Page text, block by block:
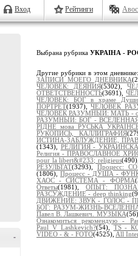
Вход Рейтинги
-
Выбрана рубрика УКРАІНА -
Другие рубрики в этом
ЗАПИСИ МОЕГО ДНЕВНИКА
ЧЕЛОВЕК: ДЕЯНИЯ(5302),
ОТВЕТСТВЕННОСТЬ(3691),
ЧЕЛОВЕК: БОГ в храме Души
ПОРТРЕТ(1937),ЧЕЛОВЕК
ЧЕЛОВЕК РАЗУМНЫЙ: МАТЬ -
РАЗУМНЫЙ: БОГ -
РІДНЕ мова РУСЬКА
РУКОПИСЬ, КАЛЛИГРАФИЯ
ИСТИНА-ЗАБЛУЖДЕНИЕ,
(1343), РЕЛИГИЯ -
Религия - ПРАВОСЛАВНОЕ
pour la libert&#233; religieus
РЕЗУЛЬТАТ(3293), Процесс:
(1806), Процесс - ДУША -
ХАОС - СИСТЕМА - ФОРМА
Ответы(1981), ОПЫТ:
РАЗСУЖДЕНИЕ - deep thinking
ДВИЖЕНИЕ: ЗВУК - ГОЛОС -
БОГ: РАЗУМ-ЖИЗНЬ-
Павел В. Лашкевич. МУЗЫКА
Ознакомиться рекомендую -
Paul_V_Lashkevich?(54), TS -
VIDEO - & - FOTO(4525), All